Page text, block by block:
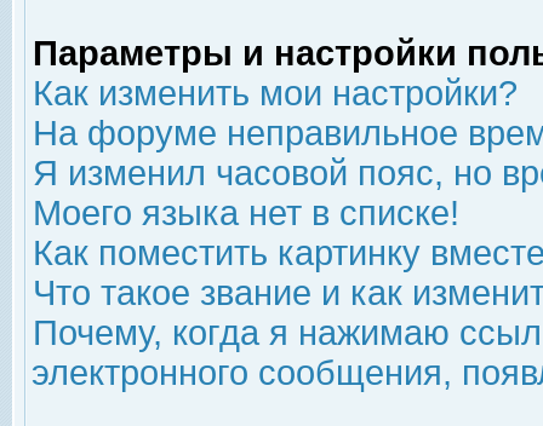
Параметры и настройки
Как изменить мои настройки?
На форуме неправильное
Я изменил часовой пояс, но
Моего языка нет в списке!
Как поместить картинку
Что такое звание и как
Почему, когда я нажимаю
электронного сообщения,